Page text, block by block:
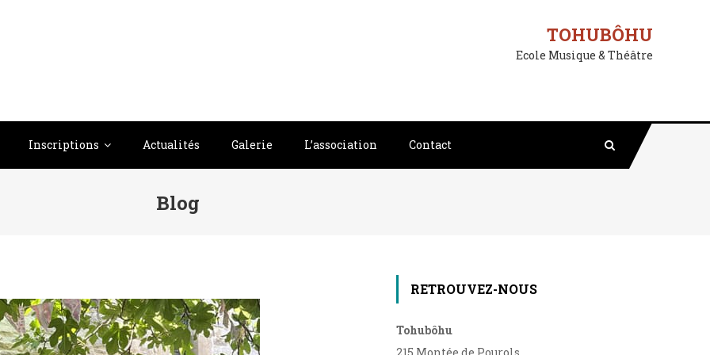
TOHUBÔHU
Ecole Musique & Théâtre
Inscriptions Actualités Galerie L’association Contact
Blog
RETROUVEZ-NOUS
Tohubôhu